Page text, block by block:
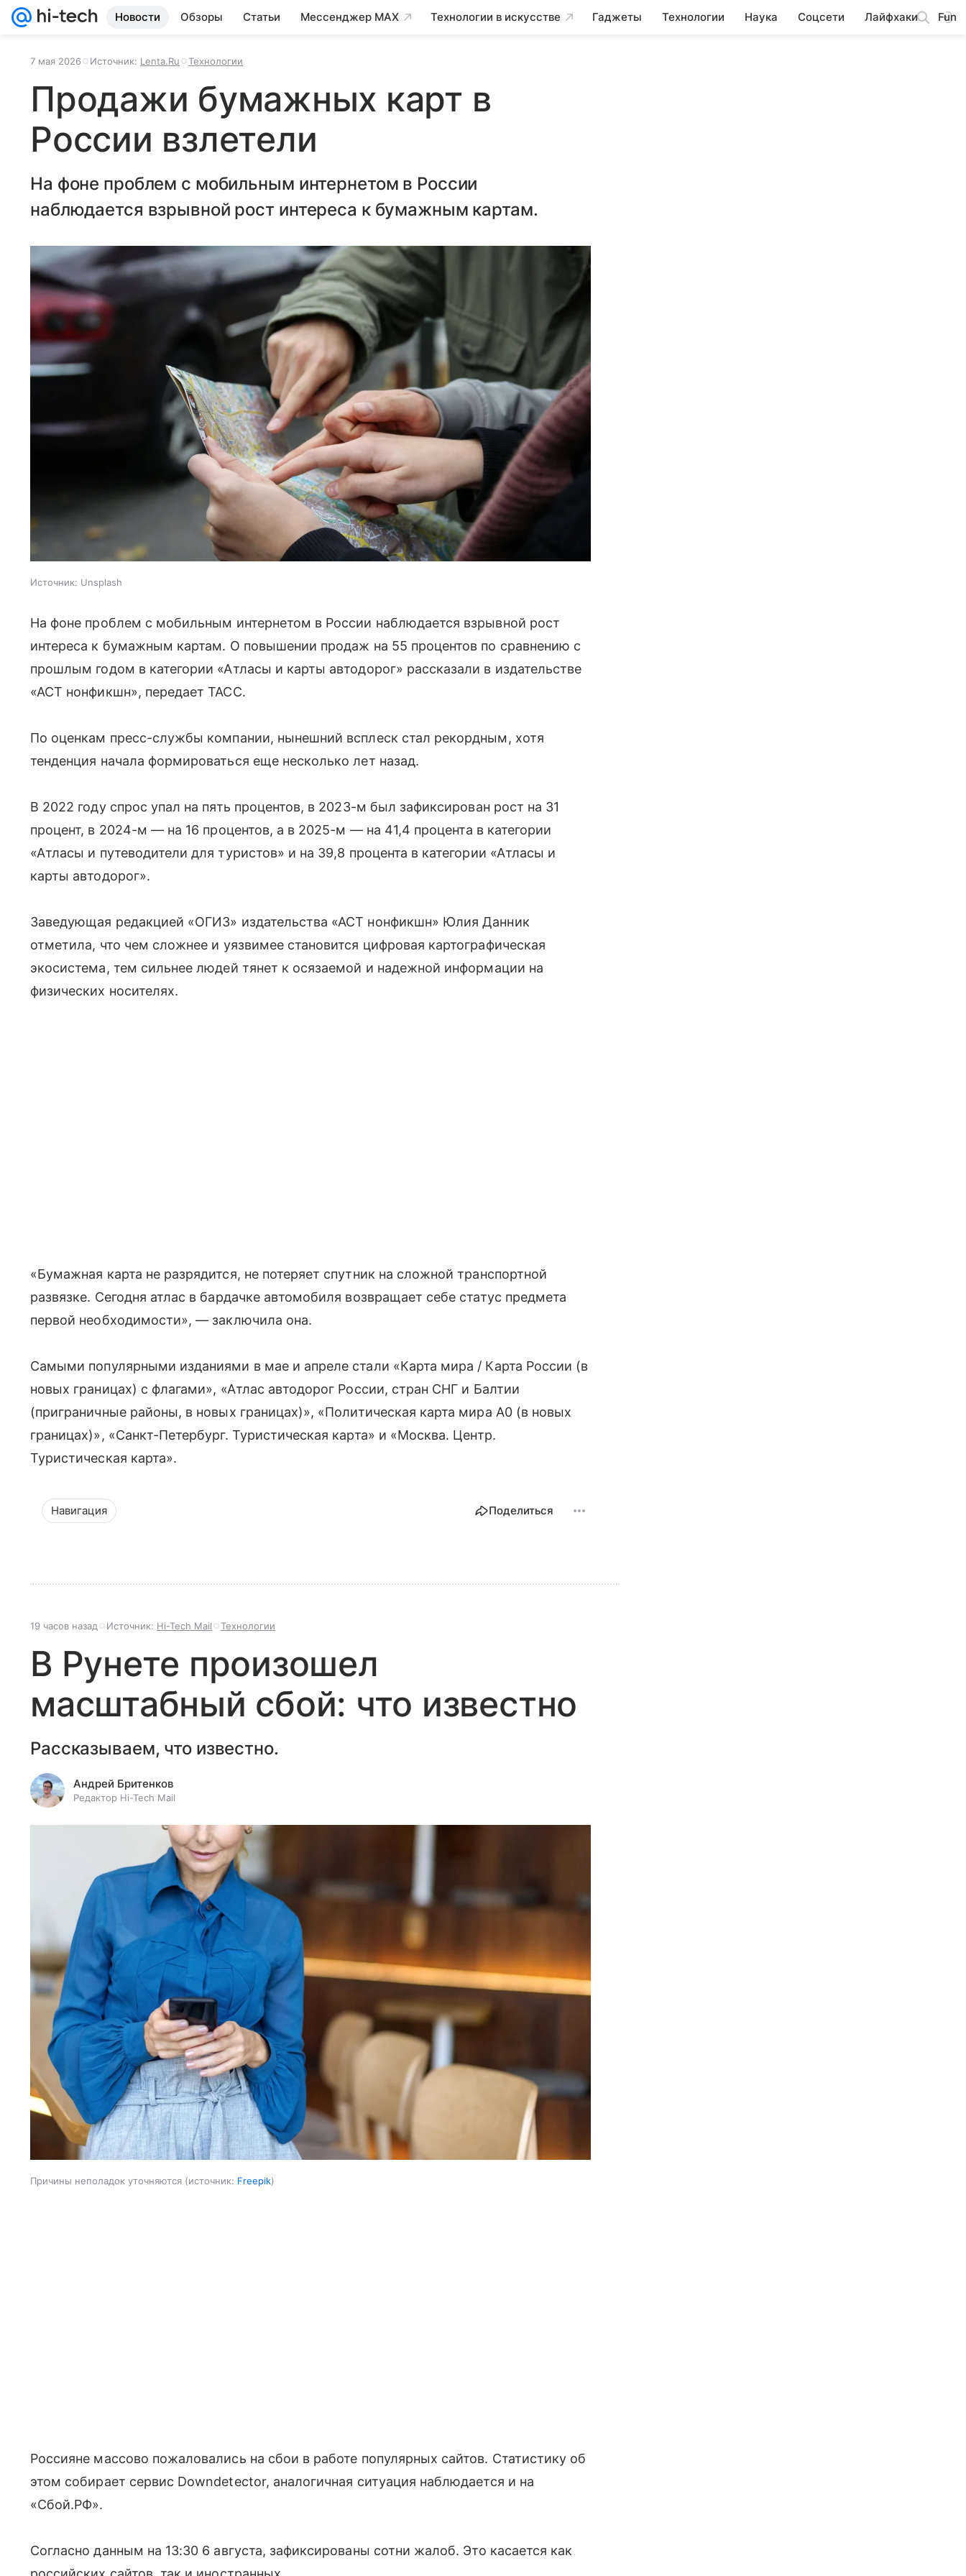
Новости Обзоры Статьи Мессенджер MAX Технологии в искусстве Гаджеты Технологии Наука Соцсети Лайфхаки Fun
7 мая 2026 Источник: Lenta.Ru Технологии
Продажи бумажных карт в
России взлетели
На фоне проблем с мобильным интернетом в России
наблюдается взрывной рост интереса к бумажным картам.
Источник: Unsplash
На фоне проблем с мобильным интернетом в России наблюдается взрывной рост
интереса к бумажным картам. О повышении продаж на 55 процентов по сравнению с
прошлым годом в категории «Атласы и карты автодорог» рассказали в издательстве
«АСТ нонфикшн», передает ТАСС.
По оценкам пресс-службы компании, нынешний всплеск стал рекордным, хотя
тенденция начала формироваться еще несколько лет назад.
В 2022 году спрос упал на пять процентов, в 2023-м был зафиксирован рост на 31
процент, в 2024-м — на 16 процентов, а в 2025-м — на 41,4 процента в категории
«Атласы и путеводители для туристов» и на 39,8 процента в категории «Атласы и
карты автодорог».
Заведующая редакцией «ОГИЗ» издательства «АСТ нонфикшн» Юлия Данник
отметила, что чем сложнее и уязвимее становится цифровая картографическая
экосистема, тем сильнее людей тянет к осязаемой и надежной информации на
физических носителях.
«Бумажная карта не разрядится, не потеряет спутник на сложной транспортной
развязке. Сегодня атлас в бардачке автомобиля возвращает себе статус предмета
первой необходимости», — заключила она.
Самыми популярными изданиями в мае и апреле стали «Карта мира / Карта России (в
новых границах) с флагами», «Атлас автодорог России, стран СНГ и Балтии
(приграничные районы, в новых границах)», «Политическая карта мира А0 (в новых
границах)», «Санкт-Петербург. Туристическая карта» и «Москва. Центр.
Туристическая карта».
Навигация Поделиться
19 часов назад Источник: Hi-Tech Mail Технологии
В Рунете произошел
масштабный сбой: что известно
Рассказываем, что известно.
Андрей Бритенков
Редактор Hi-Tech Mail
Причины неполадок уточняются источник: Freepik
Россияне массово пожаловались на сбои в работе популярных сайтов. Статистику об
этом собирает сервис Downdetector, аналогичная ситуация наблюдается и на
«Сбой.РФ».
Согласно данным на 13:30 6 августа, зафиксированы сотни жалоб. Это касается как